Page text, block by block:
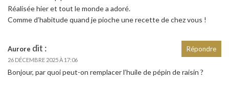
Réalisée hier et tout le monde a adoré.
Comme d’habitude quand je pioche une recette de chez vous !
Aurore dit :
26 DÉCEMBRE 2025 À 17:06
Bonjour, par quoi peut-on remplacer l’huile de pépin de raisin ?
Répondre